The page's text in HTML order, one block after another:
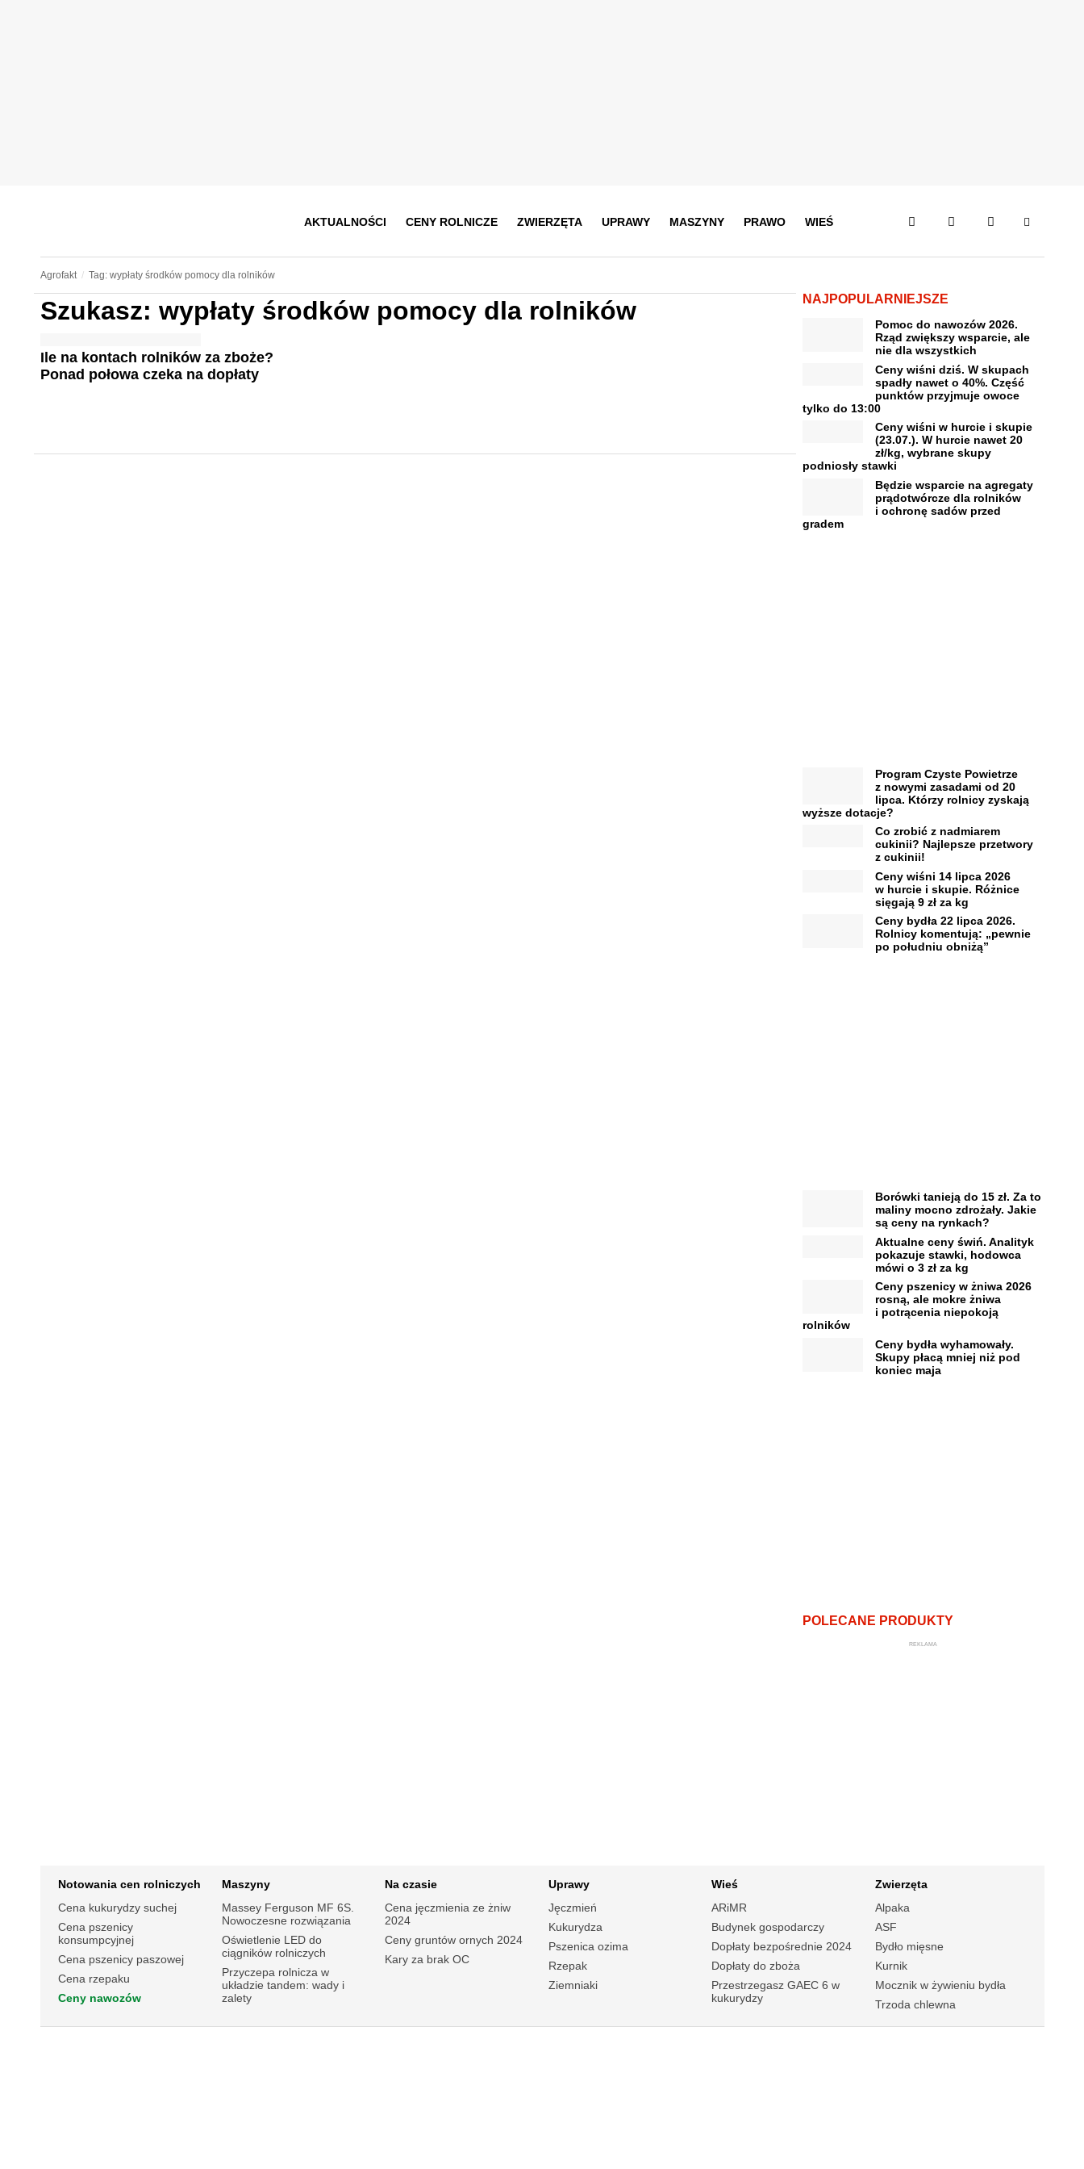
AKTUALNOŚCI CENY ROLNICZE ZWIERZĘTA UPRAWY MASZYNY PRAWO WIEŚ
Agrofakt Tag: wypłaty środków pomocy dla rolników
Szukasz: wypłaty środków pomocy dla rolników
Ile na kontach rolników za zboże?
Ponad połowa czeka na dopłaty
NAJPOPULARNIEJSZE
Pomoc do nawozów 2026.
Rząd zwiększy wsparcie, ale
nie dla wszystkich
Ceny wiśni dziś. W skupach
spadły nawet o 40%. Część
punktów przyjmuje owoce
tylko do 13:00
Ceny wiśni w hurcie i skupie
(23.07.). W hurcie nawet 20
zł/kg, wybrane skupy
podniosły stawki
Będzie wsparcie na agregaty
prądotwórcze dla rolników
i ochronę sadów przed
gradem
Program Czyste Powietrze
z nowymi zasadami od 20
lipca. Którzy rolnicy zyskają
wyższe dotacje?
Co zrobić z nadmiarem
cukinii? Najlepsze przetwory
z cukinii!
Ceny wiśni 14 lipca 2026
w hurcie i skupie. Różnice
sięgają 9 zł za kg
Ceny bydła 22 lipca 2026.
Rolnicy komentują: „pewnie
po południu obniżą”
Borówki tanieją do 15 zł. Za to
maliny mocno zdrożały. Jakie
są ceny na rynkach?
Aktualne ceny świń. Analityk
pokazuje stawki, hodowca
mówi o 3 zł za kg
Ceny pszenicy w żniwa 2026
rosną, ale mokre żniwa
i potrącenia niepokoją
rolników
Ceny bydła wyhamowały.
Skupy płacą mniej niż pod
koniec maja
POLECANE PRODUKTY
REKLAMA
Notowania cen rolniczych
Cena kukurydzy suchej
Cena pszenicy
konsumpcyjnej
Cena pszenicy paszowej
Cena rzepaku
Ceny nawozów
Maszyny
Massey Ferguson MF 6S.
Nowoczesne rozwiązania
Oświetlenie LED do
ciągników rolniczych
Przyczepa rolnicza w
układzie tandem: wady i
zalety
Na czasie
Cena jęczmienia ze żniw
2024
Ceny gruntów ornych 2024
Kary za brak OC
Uprawy
Jęczmień
Kukurydza
Pszenica ozima
Rzepak
Ziemniaki
Wieś
ARiMR
Budynek gospodarczy
Dopłaty bezpośrednie 2024
Dopłaty do zboża
Przestrzegasz GAEC 6 w
kukurydzy
Zwierzęta
Alpaka
ASF
Bydło mięsne
Kurnik
Mocznik w żywieniu bydła
Trzoda chlewna